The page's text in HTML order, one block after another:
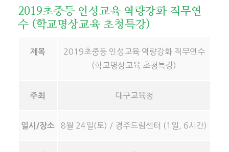
2019초중등 인성교육 역량강화 직무연
수 (학교명상교육 초청특강)
제목
2019초중등 인성교육 역량강화 직무연수
(학교명상교육 초청특강)
주최 대구교육청
일시/장소 8월 24일(토) / 경주드림센터 (1일, 6시간)